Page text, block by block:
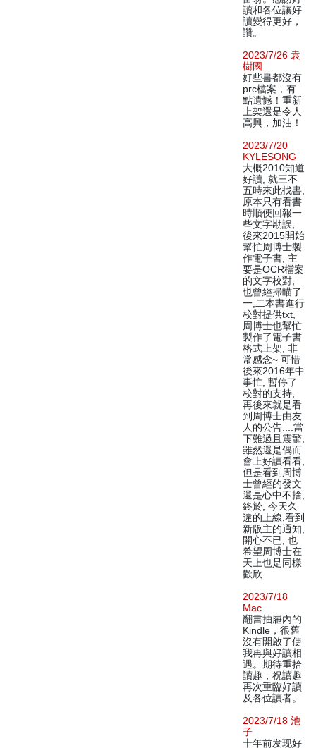
讀和各位讓好
讀變得更好，
讚。
2023/7/26 袁
樹國
好些書都沒有
prc檔案，有
點遺憾！重新
上架還是令人
高興，加油！
2023/7/20
KYLESONG
大概2010知道
好讀, 就三不
五時來此找書,
原本只有看書
時順便回報一
些文字勘誤,
後來2015開始
幫忙周博士製
作電子書, 主
要是OCR檔案
的文字校對,
也曾經掃瞄了
一,二本書進行
校對提供txt,
周博士也幫忙
製作了電子書
格式上架, 非
常感念~ 可惜
後來2016年中
事忙, 暫停了
校對的支持,
再後來就是看
到周博士由友
人的公告....當
下難過且震驚,
雖然還是偶而
會上好讀看看,
但是看到周博
士曾經的發文
還是心中不捨,
終於, 今天久
違的上線,看到
新版主的通知,
開心不已, 也
希望周博士在
天上也是同樣
歡欣.
2023/7/18
Mac
翻書抽屜內的
Kindle，很舊
沒有開啟了使
我再與好讀相
遇。期待重拾
讀趣，祝讀趣
再次重臨好讀
及各位讀者。
2023/7/18 池
子
十年前发现好